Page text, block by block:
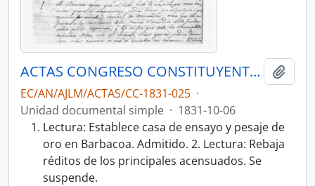
ACTAS CONGRESO CONSTITUYENTE 1831
EC/AN/AJLM/ACTAS/CC-1831-025 ·
Unidad documental simple · 1831-10-06
Lectura: Establece casa de ensayo y pesaje de
oro en Barbacoa. Admitido. 2. Lectura: Rebaja
réditos de los principales acensuados. Se
suspende.